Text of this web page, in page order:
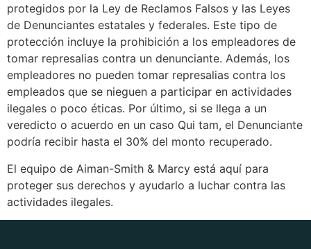
protegidos por la Ley de Reclamos Falsos y las Leyes
de Denunciantes estatales y federales. Este tipo de
protección incluye la prohibición a los empleadores de
tomar represalias contra un denunciante. Además, los
empleadores no pueden tomar represalias contra los
empleados que se nieguen a participar en actividades
ilegales o poco éticas. Por último, si se llega a un
veredicto o acuerdo en un caso Qui tam, el Denunciante
podría recibir hasta el 30% del monto recuperado.
El equipo de Aiman-Smith & Marcy está aquí para
proteger sus derechos y ayudarlo a luchar contra las
actividades ilegales.